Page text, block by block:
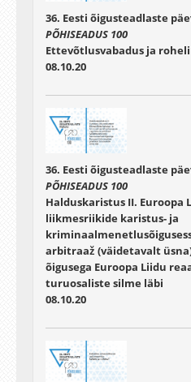
36. Eesti õigusteadlaste
PÕHISEADUS 100
Ettevõtlusvabadus ja
08.10.20
36. Eesti õigusteadlaste
PÕHISEADUS 100
Halduskaristus II. Euroopa
liikmesriikide karistus- ja
arbitraaž (väidetavalt
õigusega Euroopa Liidu
turuosaliste silme läbi
08.10.20